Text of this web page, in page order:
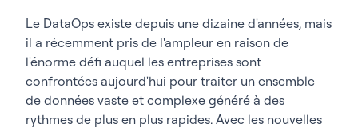
Le DataOps existe depuis une dizaine d'années, mais
il a récemment pris de l'ampleur en raison de
l'énorme défi auquel les entreprises sont
confrontées aujourd'hui pour traiter un ensemble
de données vaste et complexe généré à des
rythmes de plus en plus rapides. Avec les nouvelles